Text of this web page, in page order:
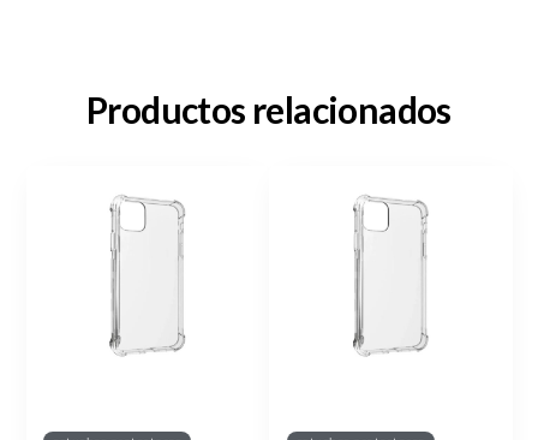
Productos relacionados